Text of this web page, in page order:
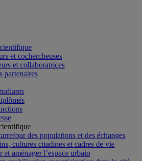
et cochercheuses
et collaboratrices
partenaires
des populations et des échanges
cultures citadines et cadres de vie
et aménager l’espace urbain